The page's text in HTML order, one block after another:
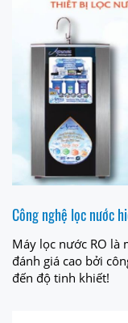
Công nghệ lọc nước
Máy lọc nước RO
đánh giá cao bởi
đến độ tinh khiết!